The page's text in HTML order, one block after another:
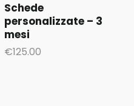
Schede
personalizzate – 3
mesi
€125.00